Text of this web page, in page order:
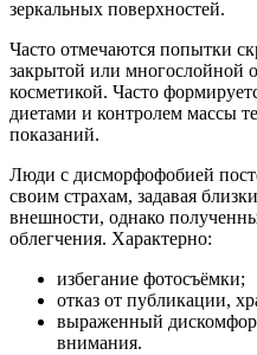
зеркальных поверхностей.
Часто отмечаются попытки
закрытой или многослойной
косметикой. Часто
диетами и контролем массы
показаний.
Люди с дисморфофобией
своим страхам, задавая
внешности, однако
облегчения. Характерно:
избегание фотосъёмки;
отказ от публикации,
выраженный
внимания.